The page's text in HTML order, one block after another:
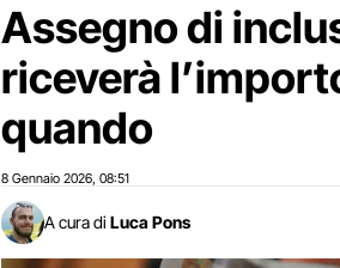
Assegno di
riceverà
quando
8 Gennaio 2026 08:51
A cura di Luca Pons